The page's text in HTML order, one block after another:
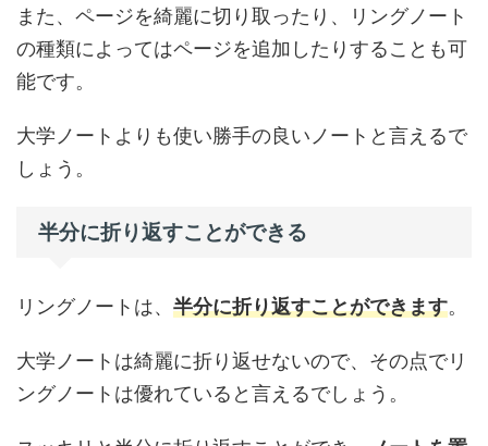
また、ページを綺麗に切り取ったり、リングノート
の種類によってはページを追加したりすることも可
能です。
大学ノートよりも使い勝手の良いノートと言えるで
しょう。
半分に折り返すことができる
リングノートは、 半分に折り返すことができます。
大学ノートは綺麗に折り返せないので、その点でリ
ングノートは優れていると言えるでしょう。